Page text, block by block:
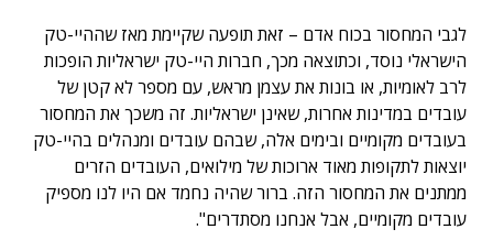
לגבי המחסור בכוח אדם – זאת תופעה שקיימת מאז שההיי-טק
הישראלי נוסד, וכתוצאה מכך, חברות היי-טק ישראליות הופכות
לרב לאומיות, או בונות את עצמן מראש, עם מספר לא קטן של
עובדים במדינות אחרות, שאינן ישראליות. זה משכך את המחסור
בעובדים מקומיים ובימים אלה, שבהם עובדים ומנהלים בהיי-טק
יוצאות לתקופות מאוד ארוכות של מילואים, העובדים הזרים
ממתנים את המחסור הזה. ברור שהיה נחמד אם היו לנו מספיק
עובדים מקומיים, אבל אנחנו מסתדרים".